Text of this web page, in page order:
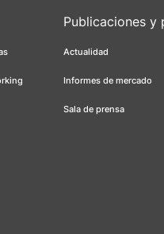
Publicaciones y
Actualidad
Informes de mercado
Sala de prensa